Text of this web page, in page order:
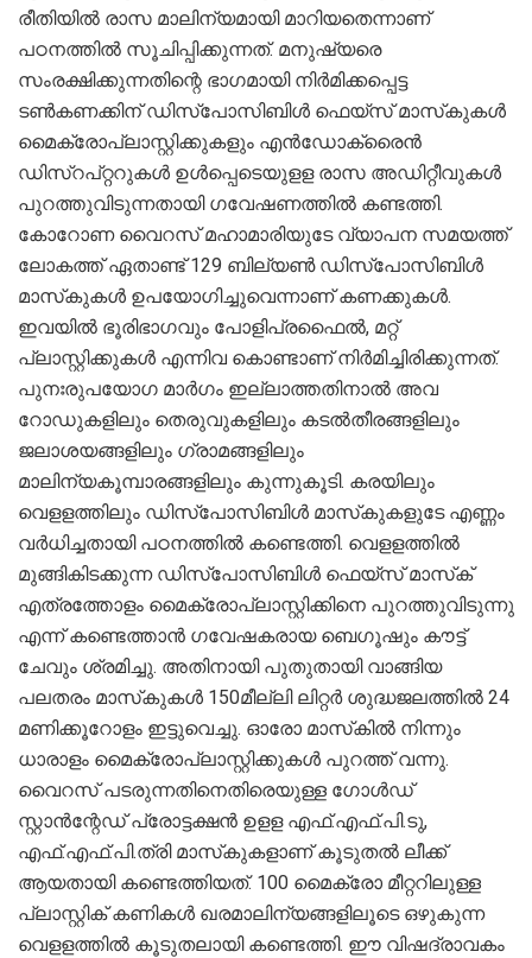
രീതിയിൽ രാസ മാലിന്യമായി മാറിയതെന്നാണ്
പഠനത്തിൽ സൂചിപ്പിക്കുന്നത്. മനുഷ്യരെ
സംരക്ഷിക്കുന്നതിന്റെ ഭാഗമായി നിർമിക്കപ്പെട്ട
ടൺകണക്കിന് ഡിസ്‌പോസിബിൾ ഫെയ്‌സ് മാസ്‌കുകൾ
മൈക്രോപ്ലാസ്റ്റിക്കുകളും എൻഡോക്രൈൻ
ഡിസ്‌റപ്റ്ററുകൾ ഉൾപ്പെടെയുളള രാസ അഡിറ്റീവുകൾ
പുറത്തുവിടുന്നതായി ഗവേഷണത്തിൽ കണ്ടത്തി.
കോറോണ വൈറസ് മഹാമാരിയുടേ വ്യാപന സമയത്ത്
ലോകത്ത് ഏതാണ്ട് 129 ബില്യൺ ഡിസ്‌പോസിബിൾ
മാസ്‌കുകൾ ഉപയോഗിച്ചുവെന്നാണ് കണക്കുകൾ.
ഇവയിൽ ഭൂരിഭാഗവും പോളിപ്രഫൈൽ, മറ്റ്
പ്ലാസ്റ്റിക്കുകൾ എന്നിവ കൊണ്ടാണ് നിർമിച്ചിരിക്കുന്നത്.
പുനഃരുപയോഗ മാർഗം ഇല്ലാത്തതിനാൽ അവ
റോഡുകളിലും തെരുവുകളിലും കടൽതീരങ്ങളിലും
ജലാശയങ്ങളിലും ഗ്രാമങ്ങളിലും
മാലിന്യകൂമ്പാരങ്ങളിലും കുന്നുകൂടി. കരയിലും
വെളളത്തിലും ഡിസ്‌പോസിബിൾ മാസ്‌കുകളുടേ എണ്ണം
വർധിച്ചതായി പഠനത്തിൽ കണ്ടെത്തി. വെളളത്തിൽ
മുങ്ങികിടക്കുന്ന ഡിസ്‌പോസിബിൾ ഫെയ്‌സ് മാസ്‌ക്
എത്രത്തോളം മൈക്രോപ്ലാസ്റ്റിക്കിനെ പുറത്തുവിടുന്നു
എന്ന് കണ്ടെത്താൻ ഗവേഷകരായ ബെഗൂഷും കൗട്ട്
ചേവും ശ്രമിച്ചു. അതിനായി പുതുതായി വാങ്ങിയ
പലതരം മാസ്‌കുകൾ 150മീല്ലി ലിറ്റർ ശുദ്ധജലത്തിൽ 24
മണിക്കൂറോളം ഇട്ടുവെച്ചു. ഓരോ മാസ്‌കിൽ നിന്നും
ധാരാളം മൈക്രോപ്ലാസ്റ്റിക്കുകൾ പുറത്ത് വന്നു.
വൈറസ് പടരുന്നതിനെതിരെയുള്ള ഗോൾഡ്
സ്റ്റാൻന്റേഡ് പ്രോട്ടക്ഷൻ ഉളള എഫ്.എഫ്.പി.ടു,
എഫ്.എഫ്.പി.ത്രി മാസ്‌കുകളാണ് കൂടുതൽ ലീക്ക്
ആയതായി കണ്ടെത്തിയത്. 100 മൈക്രോ മീറ്ററിലുള്ള
പ്ലാസ്റ്റിക് കണികൾ ഖരമാലിന്യങ്ങളിലൂടെ ഒഴുകുന്ന
വെളളത്തിൽ കൂടുതലായി കണ്ടെത്തി. ഈ വിഷദ്രാവകം